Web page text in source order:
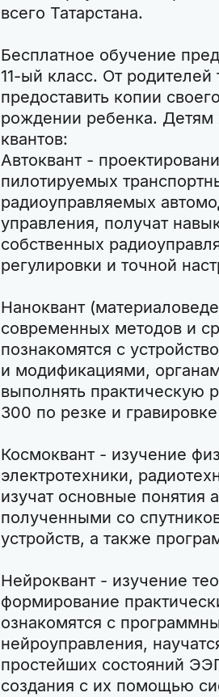
всего Татарстана.
Бесплатное обучение
11-ый класс. От родителей
предоставить копии
рождении ребенка. Детям
квантов:
Автоквант -
пилотируемых
радиоуправляемых
управления, получат
собственных
регулировки и точной
Наноквант
современных методов и
познакомятся с
и модификациями,
выполнять практическую
300 по резке и
Космоквант - изучение
электротехники,
изучат основные понятия
полученными со
устройств, а также
Нейроквант - изучение
формирование
ознакомятся с
нейроуправления,
простейших состояний
создания с их помощью